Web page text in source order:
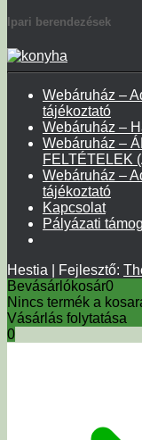
Ipari berendezések
Webáruház –
tájékoztató
Webáruház –
Webáruház –
FELTÉTELEK
Webáruház –
tájékoztató
Kapcsolat
Pályázati
Hestia | Fejlesztő:
Bevásárlókosár0
Nincs termék a
Vásárlás folytatása
0